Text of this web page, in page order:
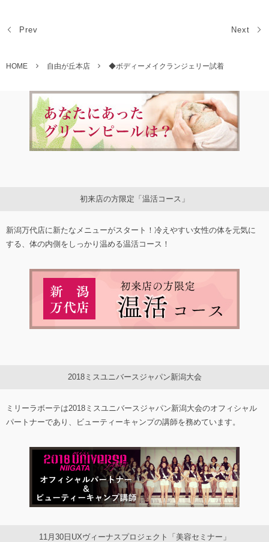
Prev Next
HOME 自由が丘本店 ◆ボディーメイクランジェリー試着
初来店の方限定「温活コース」
新潟万代店に新たなメニューがスタート！冷えやすい女性の体を元気に
する、体の内側をしっかり温める温活コース！
2018ミスユニバースジャパン新潟大会
ミリーラボーテは2018ミスユニバースジャパン新潟大会のオフィシャル
パートナーであり、ビューティーキャンプの講師を務めています。
11月30日UXヴィーナスプロジェクト「美容セミナー」